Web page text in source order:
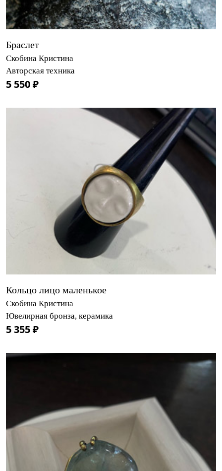
Браслет
Скобина Кристина
Авторская техника
5 550 ₽
Кольцо лицо маленькое
Скобина Кристина
Ювелирная бронза, керамика
5 355 ₽